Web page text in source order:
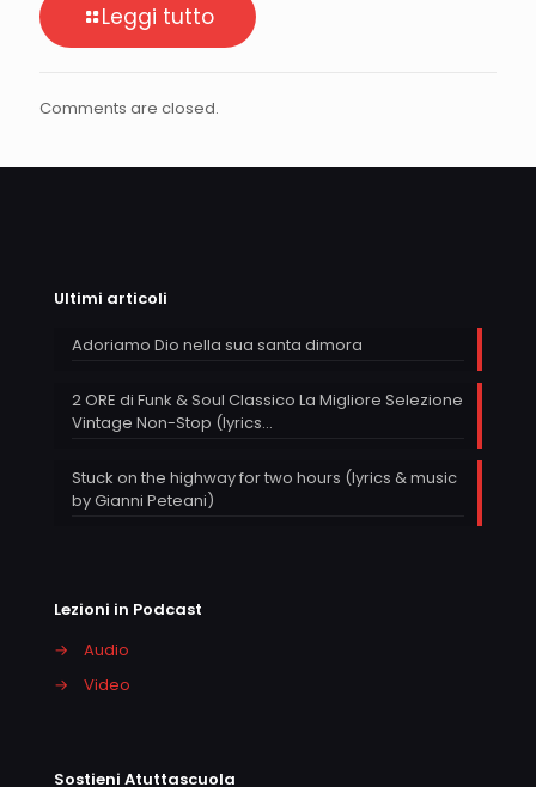
Leggi tutto
Comments are closed.
Ultimi articoli
Adoriamo Dio nella sua santa dimora
2 ORE di Funk & Soul Classico La Migliore Selezione
Vintage Non-Stop (lyrics…
Stuck on the highway for two hours (lyrics & music
by Gianni Peteani)
Lezioni in Podcast
→
Audio
→
Video
Sostieni Atuttascuola